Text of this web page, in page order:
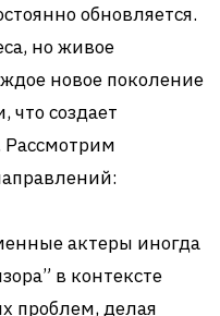
обновляется.
но живое
новое поколение
что создает
Рассмотрим
актеры иногда
в контексте
проблем, делая